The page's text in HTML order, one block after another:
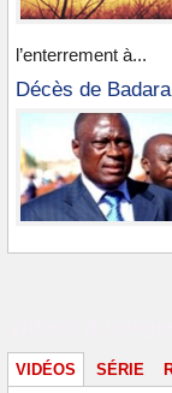
l’enterrement à...
Décès de
VIDÉOS SÉRIE